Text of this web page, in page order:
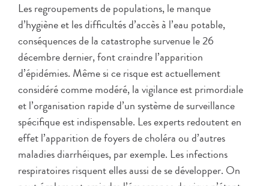
Les regroupements de populations, le manque
d’hygiène et les difficultés d’accès à l’eau potable,
conséquences de la catastrophe survenue le 26
décembre dernier, font craindre l’apparition
d’épidémies. Même si ce risque est actuellement
considéré comme modéré, la vigilance est primordiale
et l’organisation rapide d’un système de surveillance
spécifique est indispensable. Les experts redoutent en
effet l’apparition de foyers de choléra ou d’autres
maladies diarrhéiques, par exemple. Les infections
respiratoires risquent elles aussi de se développer. On